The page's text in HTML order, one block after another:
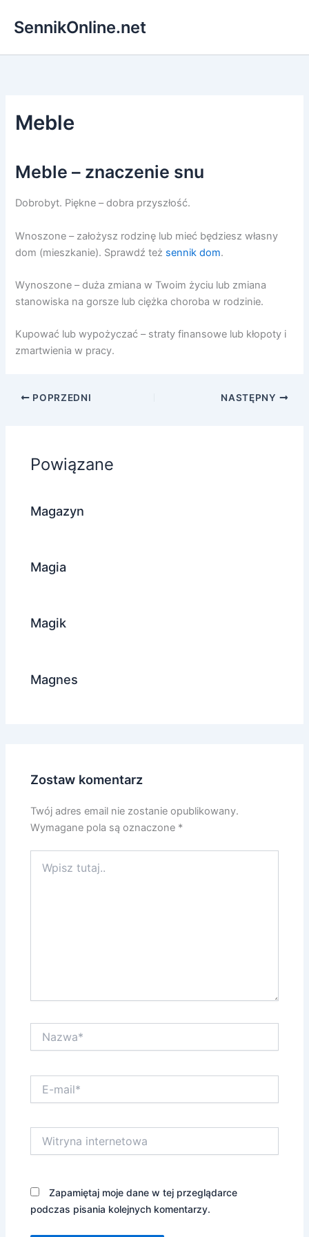
SennikOnline.net
Meble
Meble – znaczenie snu
Dobrobyt. Piękne – dobra przyszłość.
Wnoszone – założysz rodzinę lub mieć będziesz własny
dom (mieszkanie). Sprawdź też sennik dom.
Wynoszone – duża zmiana w Twoim życiu lub zmiana
stanowiska na gorsze lub ciężka choroba w rodzinie.
Kupować lub wypożyczać – straty finansowe lub kłopoty i
zmartwienia w pracy.
POPRZEDNI NASTĘPNY
Powiązane
Magazyn
Magia
Magik
Magnes
Zostaw komentarz
Twój adres email nie zostanie opublikowany.
Wymagane pola są oznaczone *
tutaj..
mail*
internetowa
Zapamiętaj moje dane w tej przeglądarce
podczas pisania kolejnych komentarzy.